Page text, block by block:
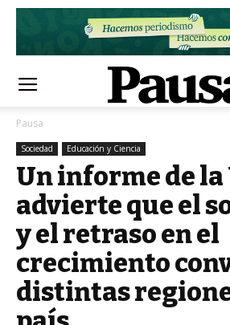
Pausa
Sociedad Educación y Ciencia
Un informe de la
advierte que el
y el retraso en el
crecimiento
distintas